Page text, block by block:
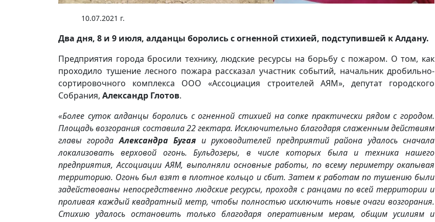
10.07.2021 г.
Два дня, 8 и 9 июля, алданцы боролись с огненной стихией, подступившей к Алдану.
Предприятия города бросили технику, людские ресурсы на борьбу с пожаром. О том, как
проходило тушение лесного пожара рассказал участник событий, начальник дробильно-
сортировочного комплекса ООО «Ассоциация строителей АЯМ», депутат городского
Собрания, Александр Глотов.
«Более суток алданцы боролись с огненной стихией на сопке практически рядом с городом.
Площадь возгорания составила 22 гектара. Исключительно благодаря слаженным действиям
главы городаАлександра Бугая и руководителей предприятий района удалось сначала
локализовать верховой огонь. Бульдозеры, в числе которых была и техника нашего
предприятия, Ассоциации АЯМ, выполняли основные работы, по всему периметру окапывая
территорию. Огонь был взят в плотное кольцо и сбит. Затем к работам по тушению были
задействованы непосредственно людские ресурсы, проходя с ранцами по всей территории и
проливая каждый квадратный метр, чтобы полностью исключить новые очаги возгорания.
Стихию удалось остановить только благодаря оперативным мерам, общим усилиям и